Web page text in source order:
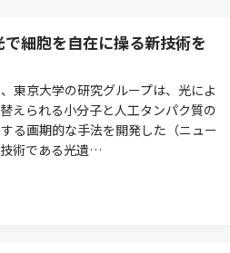
細胞を自在に操る新技術を
東京大学の研究グループは、光によ
えられる小分子と人工タンパク質の
る画期的な手法を開発した（ニュー
術である光遺…